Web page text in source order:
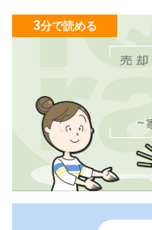
3分で読める